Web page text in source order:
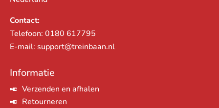
Contact:
Telefoon: 0180 617795
E-mail: support@treinbaan.nl
Informatie
Verzenden en afhalen
Retourneren